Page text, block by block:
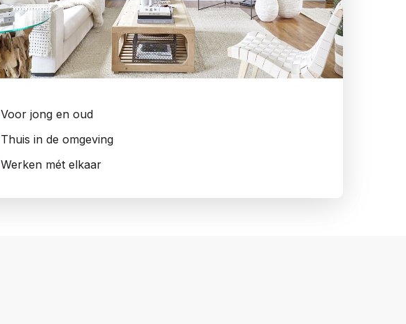
Voor jong en oud
Thuis in de omgeving
Werken mét elkaar